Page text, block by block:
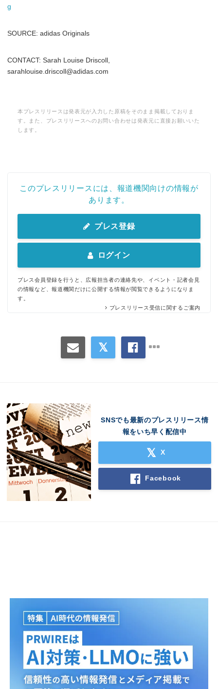
g
SOURCE: adidas Originals
CONTACT: Sarah Louise Driscoll,
sarahlouise.driscoll@adidas.com
本プレスリリースは発表元が入力した原稿をそのまま掲載しておりま
す。また、プレスリリースへのお問い合わせは発表元に直接お願いいた
します。
このプレスリリースには、報道機関向けの情報が
あります。
プレス登録
ログイン
プレス会員登録を行うと、広報担当者の連絡先や、イベント・記者会見
の情報など、報道機関だけに公開する情報が閲覧できるようになりま
す。
プレスリリース受信に関するご案内
SNSでも最新のプレスリリース情
報をいち早く配信中
X
Facebook
Japanese